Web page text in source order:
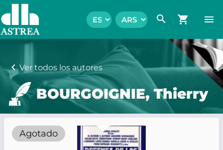
search shopping_cart menu
chevron_leftVer todos los autores
BOURGOIGNIE, Thierry
Agotado